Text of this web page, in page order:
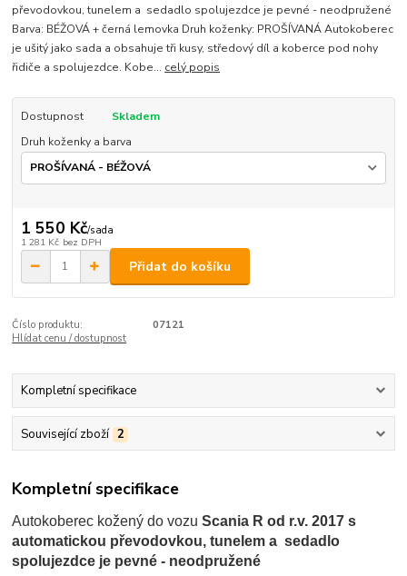
převodovkou, tunelem a sedadlo spolujezdce je pevné - neodpružené
Barva: BÉŽOVÁ + černá lemovka Druh koženky: PROŠÍVANÁ Autokoberec
je ušitý jako sada a obsahuje tři kusy, středový díl a koberce pod nohy
řidiče a spolujezdce. Kobe... celý popis
Dostupnost
Skladem
Druh koženky a barva
1 550 Kč/sada
1 281 Kč bez DPH
Přidat do košíku
Číslo produktu:
07121
Hlídat cenu / dostupnost
Kompletní specifikace
Související zboží 2
Kompletní specifikace
Autokoberec kožený do vozuScania R od r.v. 2017 s
automatickou převodovkou, tunelem a sedadlo
spolujezdce je pevné - neodpružené